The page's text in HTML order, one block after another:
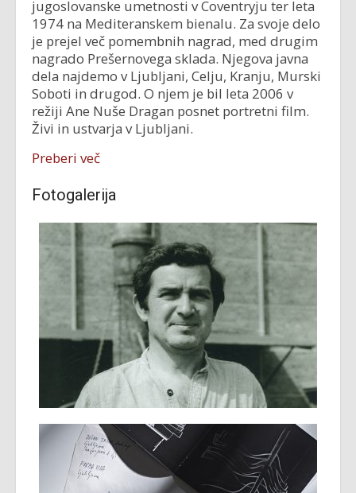
jugoslovanske umetnosti v Coventryju ter leta
1974 na Mediteranskem bienalu. Za svoje delo
je prejel več pomembnih nagrad, med drugim
nagrado Prešernovega sklada. Njegova javna
dela najdemo v Ljubljani, Celju, Kranju, Murski
Soboti in drugod. O njem je bil leta 2006 v
režiji Ane Nuše Dragan posnet portretni film.
Živi in ustvarja v Ljubljani.
Preberi več
Fotogalerija